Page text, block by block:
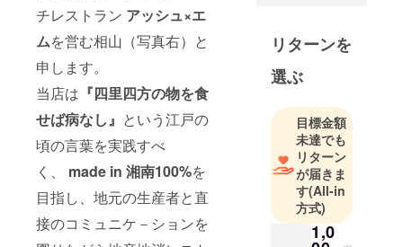
チレストラン アッシュ×エ
ムを営む相山（写真右）と
申します。
当店は 『四里四方の物を食
せば病なし』 という江戸の
頃の言葉を実践すべ
く、
made in 湘南100%を
目指し、地元の生産者と直
接のコミュニケ－ションを
（渋谷）～
ロイヤル
パークホテ
～ブラッス
リー ボンマ
マン（池
袋）～オー
ベルジュ
オー・ミラ
ドー（箱
リターンを
選ぶ
目標金額
未達でも
リターン
が届きま
す(All-in
方式)
1,0